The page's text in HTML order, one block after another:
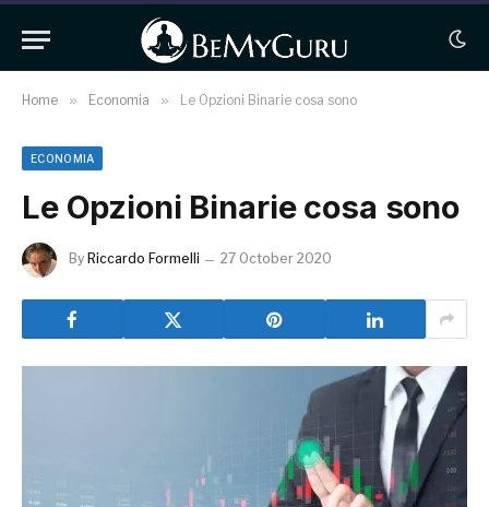
Home » Economia » Le Opzioni Binarie cosa sono
ECONOMIA
Le Opzioni Binarie cosa sono
By Riccardo Formelli 27 October 2020